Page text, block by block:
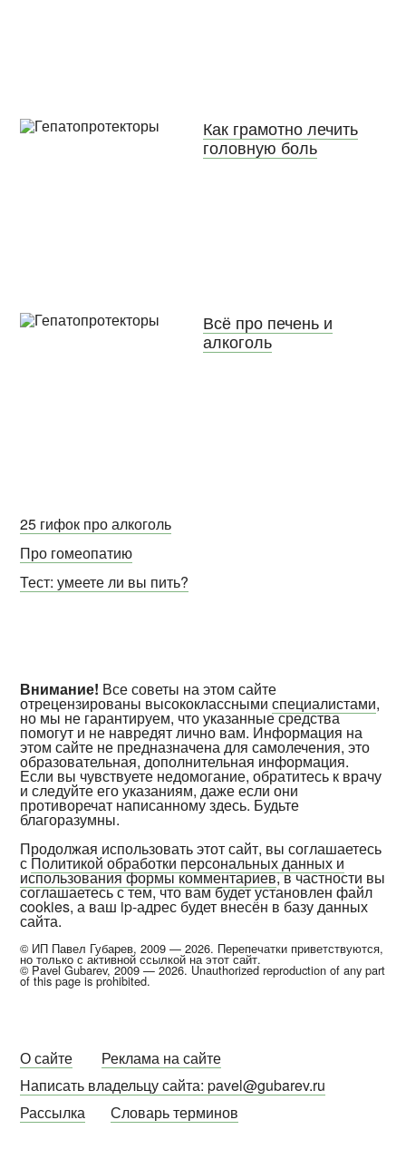
Как грамотно лечить
головную боль
Всё про печень и
алкоголь
25 гифок про алкоголь
Про гомеопатию
Тест: умеете ли вы пить?
Внимание! Все советы на этом сайте
отрецензированы высококласснымиспециалистами,
но мы не гарантируем, что указанные средства
помогут и не навредят лично вам. Информация на
этом сайте не предназначена для самолечения, это
образовательная, дополнительная информация.
Если вы чувствуете недомогание, обратитесь к врачу
и следуйте его указаниям, даже если они
противоречат написанному здесь. Будьте
благоразумны.
Продолжая использовать этот сайт, вы соглашаетесь
с Политикой обработки персональных данных и
использования формы комментариев, в частности вы
соглашаетесь с тем, что вам будет установлен файл
cookies, а ваш ip-адрес будет внесён в базу данных
сайта.
© ИП Павел Губарев, 2009 — 2026. Перепечатки приветствуются,
но только с активной ссылкой на этот сайт.
© Pavel Gubarev, 2009 — 2026. Unauthorized reproduction of any part
of this page is prohibited.
О сайте
Реклама на сайте
Написать владельцу сайта: pavel@gubarev.ru
Рассылка
Словарь терминов